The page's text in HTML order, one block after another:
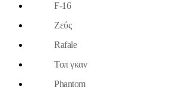
F-16
Ζεύς
Rafale
Τοπ γκαν
Phantom